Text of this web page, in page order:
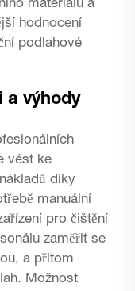
materiálu a
hodnocení
podlahové
a výhody
vést ke
díky
manuální
pro čištění
zaměřit se
a přitom
Možnost